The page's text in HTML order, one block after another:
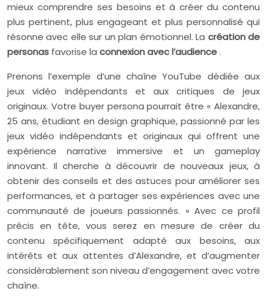
mieux comprendre ses besoins et à créer du contenu
plus pertinent, plus engageant et plus personnalisé qui
résonne avec elle sur un plan émotionnel. La création de
personas favorise la connexion avec l’audience.
Prenons l’exemple d’une chaîne YouTube dédiée aux
jeux vidéo indépendants et aux critiques de jeux
originaux. Votre buyer persona pourrait être « Alexandre,
25 ans, étudiant en design graphique, passionné par les
jeux vidéo indépendants et originaux qui offrent une
expérience narrative immersive et un gameplay
innovant. Il cherche à découvrir de nouveaux jeux, à
obtenir des conseils et des astuces pour améliorer ses
performances, et à partager ses expériences avec une
communauté de joueurs passionnés. » Avec ce profil
précis en tête, vous serez en mesure de créer du
contenu spécifiquement adapté aux besoins, aux
intérêts et aux attentes d’Alexandre, et d’augmenter
considérablement son niveau d’engagement avec votre
chaîne.